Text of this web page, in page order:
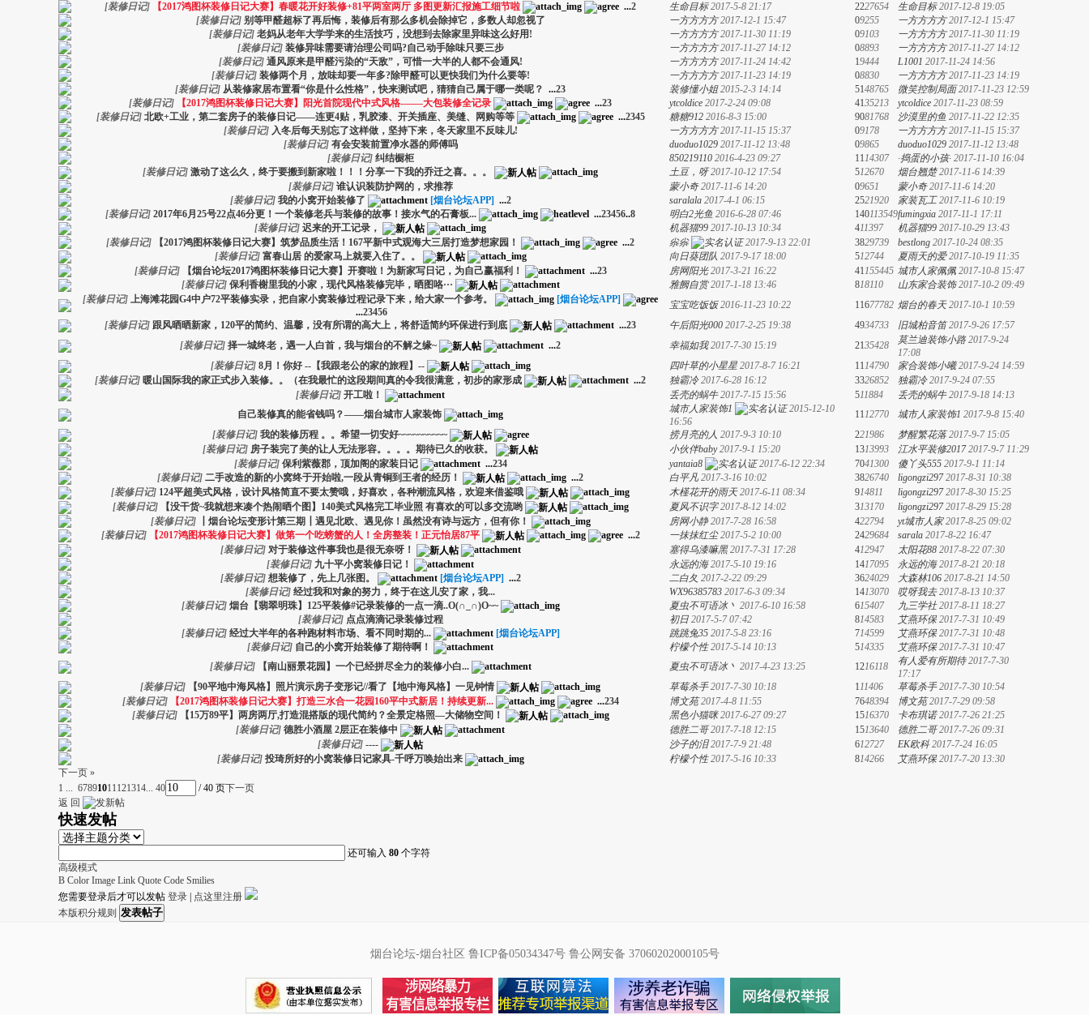
[装修日记] 【2017鸿图杯装修日记大赛】春暖花开好装修+81平两室两厅 多图更新汇报施工细节啦 ...2 生命目标 2017-5-8 21:17 2227654 生命目标 2017-12-8 19:05
[装修日记] 别等甲醛超标了再后悔，装修后有那么多机会除掉它，多数人却忽视了 一方方方方 2017-12-1 15:47 09255 一方方方方 2017-12-1 15:47
[装修日记] 老妈从老年大学学来的生活技巧，没想到去除家里异味这么好用! 一方方方方 2017-11-30 11:19 09103 一方方方方 2017-11-30 11:19
[装修日记] 装修异味需要请治理公司吗?自己动手除味只要三步 一方方方方 2017-11-27 14:12 08893 一方方方方 2017-11-27 14:12
[装修日记] 通风原来是甲醛污染的“天敌”，可惜一大半的人都不会通风! 一方方方方 2017-11-24 14:42 19444 L1001 2017-11-24 14:56
[装修日记] 装修两个月，放味却要一年多?除甲醛可以更快我们为什么要等! 一方方方方 2017-11-23 14:19 08830 一方方方方 2017-11-23 14:19
[装修日记] 从装修家居布置看“你是什么性格”，快来测试吧，猜猜自己属于哪一类呢？ ...23 装修懂小姐 2015-2-3 14:14 5148765 微笑控制局面 2017-11-23 12:59
[装修日记] 【2017鸿图杯装修日记大赛】阳光首院现代中式风格-——大包装修全记录 ...23 ytcoldice 2017-2-24 09:08 4135213 ytcoldice 2017-11-23 08:59
[装修日记] 北欧+工业，第二套房子的装修日记——连更4贴，乳胶漆、开关插座、美缝、网购等等 ...2345 糖糖912 2016-8-3 15:00 9081768 沙漠里的鱼 2017-11-22 12:35
[装修日记] 入冬后每天别忘了这样做，坚持下来，冬天家里不反味儿! 一方方方方 2017-11-15 15:37 09178 一方方方方 2017-11-15 15:37
[装修日记] 有会安装前置净水器的师傅吗 duoduo1029 2017-11-12 13:48 09865 duoduo1029 2017-11-12 13:48
[装修日记] 纠结橱柜 850219110 2016-4-23 09:27 1114307 ·捣蛋的小孩· 2017-11-10 16:04
[装修日记] 激动了这么久，终于要搬到新家啦！！！分享一下我的乔迁之喜。。。 土豆，呀 2017-10-12 17:54 512670 烟台翘楚 2017-11-6 14:39
[装修日记] 谁认识装防护网的，求推荐 蒙小奇 2017-11-6 14:20 09651 蒙小奇 2017-11-6 14:20
[装修日记] 我的小窝开始装修了 [烟台论坛APP] ...2 saralala 2017-4-1 06:15 2521920 家装瓦工 2017-11-6 10:19
[装修日记] 2017年6月25号22点46分更！一个装修老兵与装修的故事！接水气的石膏板... ...23456..8 明白2光鱼 2016-6-28 07:46 140113549fumingxia 2017-11-1 17:11
[装修日记] 迟来的开工记录， 机器猫99 2017-10-13 10:34 411397 机器猫99 2017-10-29 13:43
[装修日记] 【2017鸿图杯装修日记大赛】筑梦品质生活！167平新中式观海大三居打造梦想家园！ ...2 尜尜 2017-9-13 22:01 3829739 bestlong 2017-10-24 08:35
[装修日记] 富春山居 的爱家马上就要入住了。。 向日葵团队 2017-9-17 18:00 512744 夏雨天的爱 2017-10-19 11:35
[装修日记] 【烟台论坛2017鸿图杯装修日记大赛】开赛啦！为新家写日记，为自己赢福利！ ...23 房网阳光 2017-3-21 16:22 41155445 城市人家佩佩 2017-10-8 15:47
[装修日记] 保利香榭里我的小家，现代风格装修完毕，晒图咯··· 雅阙自赏 2017-1-18 13:46 818110 山东家合装饰 2017-10-2 09:49
[装修日记] 上海滩花园G4中户72平装修实录，把自家小窝装修过程记录下来，给大家一个参考。
[烟台论坛APP]
...23456
宝宝吃饭饭 2016-11-23 10:22 11677782 烟台的春天 2017-10-1 10:59
[装修日记] 跟风晒晒新家，120平的简约、温馨，没有所谓的高大上，将舒适简约环保进行到底 ...23 午后阳光000 2017-2-25 19:38 4934733 旧城柏音笛 2017-9-26 17:57
[装修日记] 择一城终老，遇一人白首，我与烟台的不解之缘~ ...2 幸福如我 2017-7-30 15:19 2135428 莫兰迪装饰小路 2017-9-24
17:08
[装修日记] 8月！你好 --【我跟老公的家的旅程】-- 四叶草的小星星 2017-8-7 16:21 1114790 家合装饰小曦 2017-9-24 14:59
[装修日记] 暖山国际我的家正式步入装修。。（在我最忙的这段期间真的令我很满意，初步的家形成 ...2 独霸冷 2017-6-28 16:12 3326852 独霸冷 2017-9-24 07:55
[装修日记] 开工啦！ 丢壳的蜗牛 2017-7-15 15:56 511884 丢壳的蜗牛 2017-9-18 14:13
自己装修真的能省钱吗？——烟台城市人家装饰
城市人家装饰1
2015-12-10
16:56
1112770 城市人家装饰1 2017-9-8 15:40
[装修日记] 我的装修历程 。。希望一切安好~~~~~~~~~~ 捞月亮的人 2017-9-3 10:10 221986 梦醒繁花落 2017-9-7 15:05
[装修日记] 房子装完了美的让人无法形容。。。。期待已久的收获。 小伙伴baby 2017-9-1 15:20 1313993 江水平装修2017 2017-9-7 11:29
[装修日记] 保利紫薇郡，顶加阁的家装日记 ...234 yantaia8 2017-6-12 22:34 7041300 傻丫头555 2017-9-1 11:14
[装修日记] 二手改造的新的小窝终于开始啦,一段从青铜到王者的经历！ ...2 白平凡 2017-3-16 10:02 3826740 ligongzi297 2017-8-31 10:38
[装修日记] 124平超美式风格，设计风格简直不要太赞哦，好喜欢，各种潮流风格，欢迎来借鉴哦 木槿花开的雨天 2017-6-11 08:34 914811 ligongzi297 2017-8-30 15:25
[装修日记] 【没干货~我就想来凑个热闹晒个图】140美式风格完工毕业照 有喜欢的可以多交流哟 夏风不识字 2017-8-12 14:02 313170 ligongzi297 2017-8-29 15:28
[装修日记] ┃烟台论坛变形计第三期┃遇见北欧、遇见你！虽然没有诗与远方，但有你！ 房网小静 2017-7-28 16:58 422794 yt城市人家 2017-8-25 09:02
[装修日记] 【2017鸿图杯装修日记大赛】做第一个吃螃蟹的人！全房整装！正元怡居87平 ...2 一抹抹红尘 2017-5-2 10:00 2429684 sarala 2017-8-22 16:47
[装修日记] 对于装修这件事我也是很无奈呀！ 塞得乌漆嘛黑 2017-7-31 17:28 412947 太阳花88 2017-8-22 07:30
[装修日记] 九十平小窝装修日记！ 永远的海 2017-5-10 19:16 1417095 永远的海 2017-8-21 20:18
[装修日记] 想装修了，先上几张图。 [烟台论坛APP] ...2 二白夂 2017-2-22 09:29 3624029 大森林106 2017-8-21 14:50
[装修日记] 经过我和对象的努力，终于在这儿安了家，我... WX96385783 2017-6-3 09:34 1413070 哎呀我去 2017-8-13 10:37
[装修日记] 烟台【翡翠明珠】125平装修#记录装修的一点一滴..O(∩_∩)O~~ 夏虫不可语冰丶 2017-6-10 16:58 615407 九三学社 2017-8-11 18:27
[装修日记] 点点滴滴记录装修过程 初日 2017-5-7 07:42 814583 艾燕环保 2017-7-31 10:49
[装修日记] 经过大半年的各种跑材料市场、看不同时期的... [烟台论坛APP] 跳跳兔35 2017-5-8 23:16 714599 艾燕环保 2017-7-31 10:48
[装修日记] 自己的小窝开始装修了期待啊！ 柠檬个性 2017-5-14 10:13 514335 艾燕环保 2017-7-31 10:47
[装修日记] 【南山丽景花园】一个已经拼尽全力的装修小白... 夏虫不可语冰丶 2017-4-23 13:25 1216118 有人爱有所期待 2017-7-30
17:17
[装修日记] 【90平地中海风格】照片演示房子变形记//看了【地中海风格】一见钟情 草莓杀手 2017-7-30 10:18 111406 草莓杀手 2017-7-30 10:54
[装修日记] 【2017鸿图杯装修日记大赛】打造三水合一花园160平中式新居！持续更新... ...234 博文苑 2017-4-8 11:55 7648394 博文苑 2017-7-29 09:58
[装修日记] 【15万89平】两房两厅,打造混搭版的现代简约？全景定格照—大储物空间！ 黑色小猫咪 2017-6-27 09:27 1516370 卡布琪诺 2017-7-26 21:25
[装修日记] 德胜小酒屋 2层正在装修中 德胜二哥 2017-7-18 12:15 1513640 德胜二哥 2017-7-26 09:31
[装修日记] ---- 沙子的泪 2017-7-9 21:48 612727 EK欧科 2017-7-24 16:05
[装修日记] 投琦所好的小窝装修日记家具-千呼万唤始出来 柠檬个性 2017-5-16 10:33 814266 艾燕环保 2017-7-20 13:30
下一页 »
1 ... 67891011121314... 40 / 40 页下一页
返 回
快速发帖
还可输入 80 个字符
高级模式
B Color Image Link Quote Code Smilies
您需要登录后才可以发帖 登录
点这里注册
本版积分规则 发表帖子
烟台论坛-烟台社区 鲁ICP备05034347号 鲁公网安备 37060202000105号